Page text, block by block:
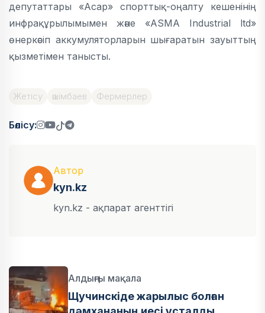
депутаттары «Асар» спорттық-оңалту кешенінің
инфрақұрылымымен және «ASMA Industrial ltd»
өнеркәсіп аккумуляторларын шығаратын зауыттың
қызметімен танысты.
Жетісу әшімбаев Фермерлер
Бөлісу:
Автор
kyn.kz
kyn.kz - ақпарат агенттігі
Алдыңғы мақала
Щучинскіде жарылыс болған